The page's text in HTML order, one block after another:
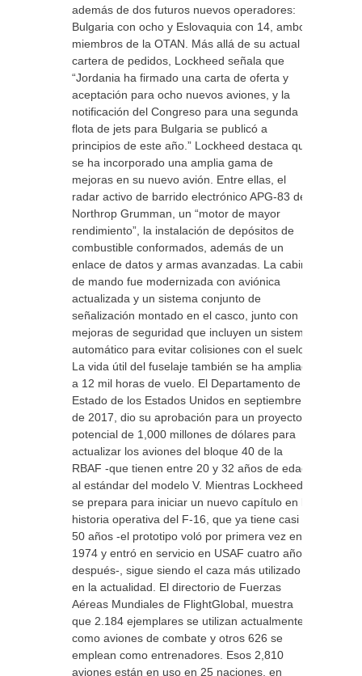
además de dos futuros nuevos operadores:
Bulgaria con ocho y Eslovaquia con 14, ambos
miembros de la OTAN. Más allá de su actual
cartera de pedidos, Lockheed señala que
“Jordania ha firmado una carta de oferta y
aceptación para ocho nuevos aviones, y la
notificación del Congreso para una segunda
flota de jets para Bulgaria se publicó a
principios de este año.” Lockheed destaca que
se ha incorporado una amplia gama de
mejoras en su nuevo avión. Entre ellas, el
radar activo de barrido electrónico APG-83 de
Northrop Grumman, un “motor de mayor
rendimiento”, la instalación de depósitos de
combustible conformados, además de un
enlace de datos y armas avanzadas. La cabina
de mando fue modernizada con aviónica
actualizada y un sistema conjunto de
señalización montado en el casco, junto con
mejoras de seguridad que incluyen un sistema
automático para evitar colisiones con el suelo.
La vida útil del fuselaje también se ha ampliado
a 12 mil horas de vuelo. El Departamento de
Estado de los Estados Unidos en septiembre
de 2017, dio su aprobación para un proyecto
potencial de 1,000 millones de dólares para
actualizar los aviones del bloque 40 de la
RBAF -que tienen entre 20 y 32 años de edad-
al estándar del modelo V. Mientras Lockheed
se prepara para iniciar un nuevo capítulo en la
historia operativa del F-16, que ya tiene casi
50 años -el prototipo voló por primera vez en
1974 y entró en servicio en USAF cuatro años
después-, sigue siendo el caza más utilizado
en la actualidad. El directorio de Fuerzas
Aéreas Mundiales de FlightGlobal, muestra
que 2.184 ejemplares se utilizan actualmente
como aviones de combate y otros 626 se
emplean como entrenadores. Esos 2,810
aviones están en uso en 25 naciones, en